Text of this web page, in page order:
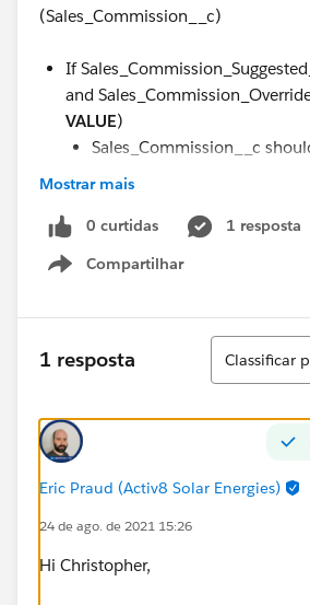
(Sales_Commission__c)
If
and
VALUE)
Sales_Commission__c
Sales_Commission_Override
Mostrar mais
0 curtidas
1 resposta
Compartilhar
Show menu
1 resposta
Classificar
Classificar
Eric Praud (Activ8 Solar Energies)
24 de ago. de 2021 15:26
Hi Christopher,